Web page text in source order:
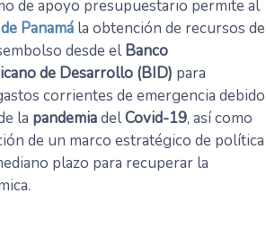
de apoyo presupuestario permite al
Panamála obtención de recursos de
desde elBanco
de Desarrollo (BID) para
corrientes de emergencia debido
la pandemiadelCovid-19, así como
de un marco estratégico de política
plazo para recuperar la